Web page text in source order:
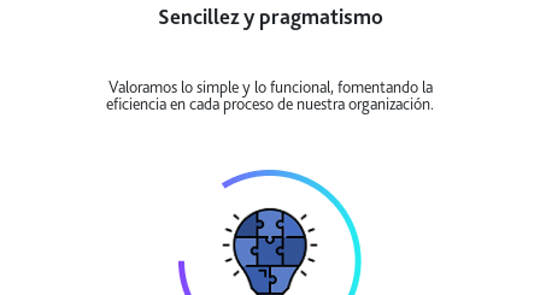
Sencillez y pragmatismo
Valoramos lo simple y lo funcional, fomentando la
eficiencia en cada proceso de nuestra organización.